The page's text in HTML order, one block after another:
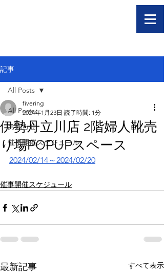
記事
All Posts
お知らせ
催事開催スケジュール
All Posts
伊勢丹立川店 2階婦人靴売
り場POPUPスペース
fivering
2024年1月23日 読了時間: 1分
2024/02/14～2024/02/20
催事開催スケジュール
最新記事 すべて表示